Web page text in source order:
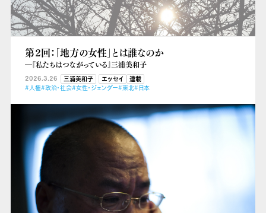
第２回：「地方の女性」とは誰なのか
―『私たちはつながっている』三浦美和子
2026.3.26 三浦美和子 エッセイ
連載
#人権#政治・社会#女性・ジェンダー#東北#日本